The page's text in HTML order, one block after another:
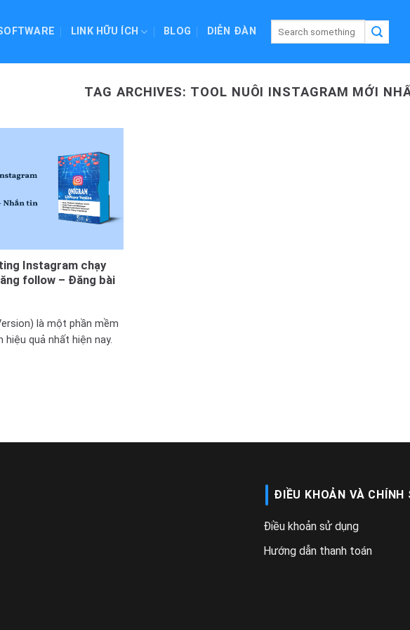
LINK HỮU ÍCH BLOG DIỄN ĐÀN
TAG ARCHIVES: TOOL NUÔI INSTAGRAM MỚI
Instagram chạy
follow – Đăng bài
là một phần mềm
quả nhất hiện nay.
ĐIỀU KHOẢN VÀ CHÍNH
Điều khoản sử dụng
Hướng dẫn thanh toán